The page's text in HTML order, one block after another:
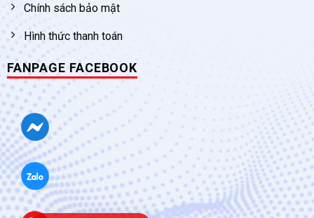
Chính sách bảo mật
Hình thức thanh toán
FANPAGE FACEBOOK